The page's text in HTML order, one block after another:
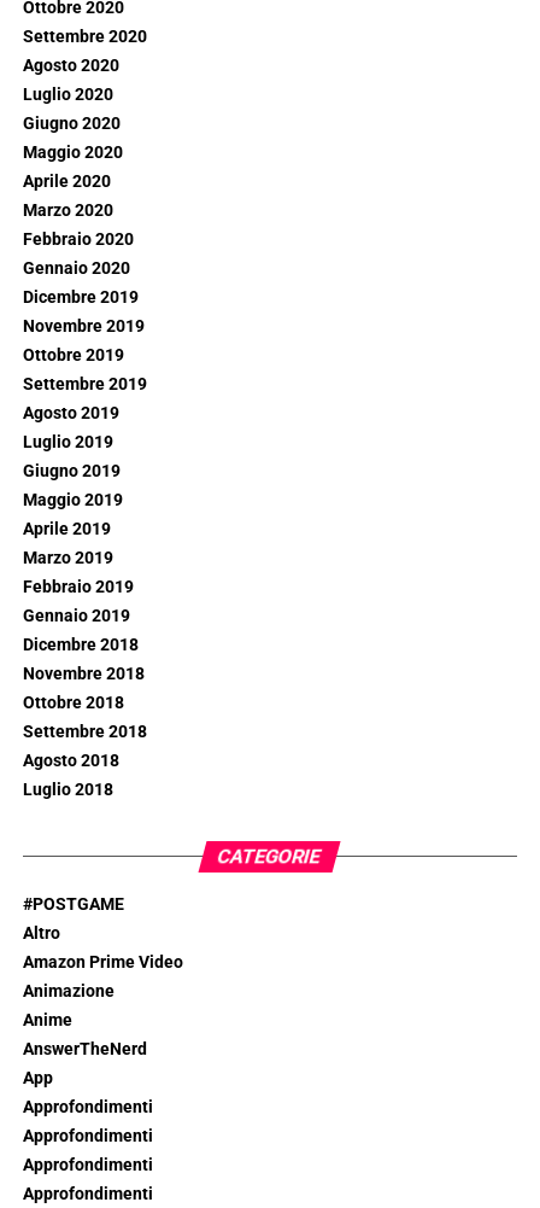
Ottobre 2020
Settembre 2020
Agosto 2020
Luglio 2020
Giugno 2020
Maggio 2020
Aprile 2020
Marzo 2020
Febbraio 2020
Gennaio 2020
Dicembre 2019
Novembre 2019
Ottobre 2019
Settembre 2019
Agosto 2019
Luglio 2019
Giugno 2019
Maggio 2019
Aprile 2019
Marzo 2019
Febbraio 2019
Gennaio 2019
Dicembre 2018
Novembre 2018
Ottobre 2018
Settembre 2018
Agosto 2018
Luglio 2018
CATEGORIE
#POSTGAME
Altro
Amazon Prime Video
Animazione
Anime
AnswerTheNerd
App
Approfondimenti
Approfondimenti
Approfondimenti
Approfondimenti